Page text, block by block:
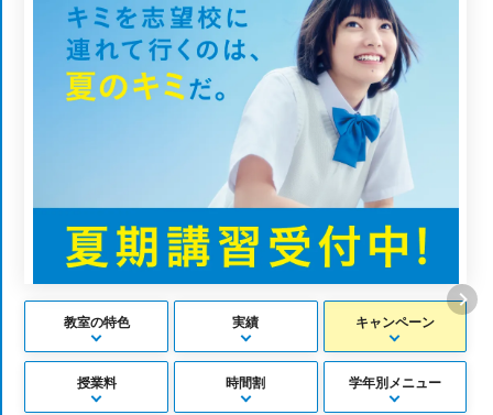
教室の特色 実績 キャンペーン
授業料 時間割 学年別メニュー